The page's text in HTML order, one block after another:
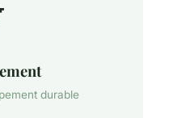
durable